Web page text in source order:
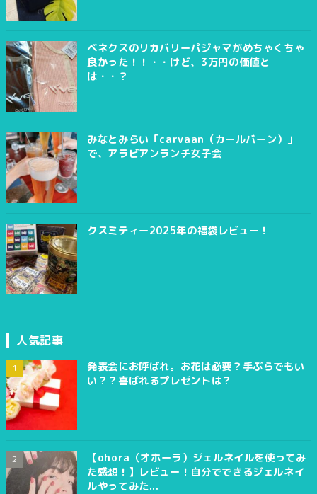
ベネクスのリカバリーパジャマがめちゃくちゃ
良かった！！・・けど、3万円の価値と
は・・？
みなとみらい「carvaan（カールバーン）」
で、アラビアンランチ女子会
クスミティー2025年の福袋レビュー！
人気記事
発表会にお呼ばれ。お花は必要？手ぶらでもい
い？？喜ばれるプレゼントは？
【ohora（オホーラ）ジェルネイルを使ってみ
た感想！】レビュー！自分でできるジェルネイ
ルやってみた...